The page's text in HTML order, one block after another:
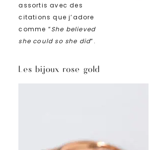
assortis avec des
citations que j’adore
comme “She believed
she could so she did“.
Les bijoux rose gold